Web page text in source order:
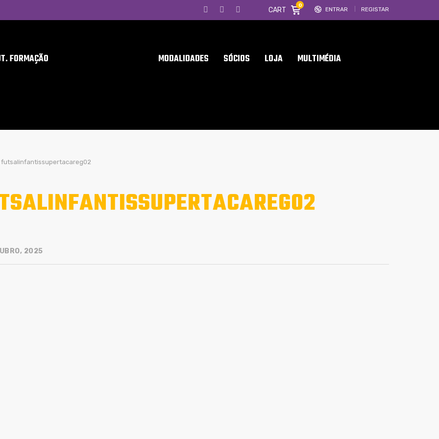
ENTRAR REGISTAR
CART
0
FORMAÇÃO MODALIDADES SÓCIOS LOJA MULTIMÉDIA
futsalinfantissupertacareg02
2025